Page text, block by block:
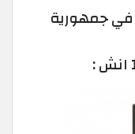
جمهورية